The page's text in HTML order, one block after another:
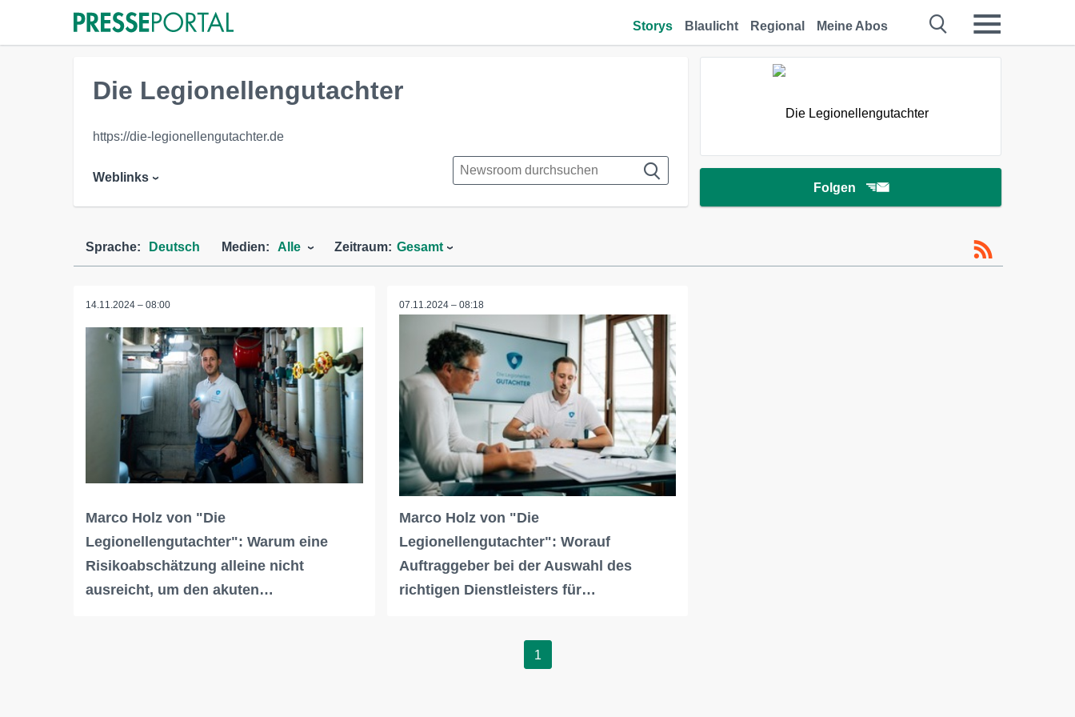
Storys Blaulicht Regional Meine Abos
Folgen
Die Legionellengutachter
https://die-legionellengutachter.de
Weblinks
Sprache: Deutsch Medien: Alle Zeitraum: Gesamt
14.11.2024 – 08:00
Marco Holz von "Die
Legionellengutachter": Warum eine
Risikoabschätzung alleine nicht
ausreicht, um den akuten…
07.11.2024 – 08:18
Marco Holz von "Die
Legionellengutachter": Worauf
Auftraggeber bei der Auswahl des
richtigen Dienstleisters für…
1